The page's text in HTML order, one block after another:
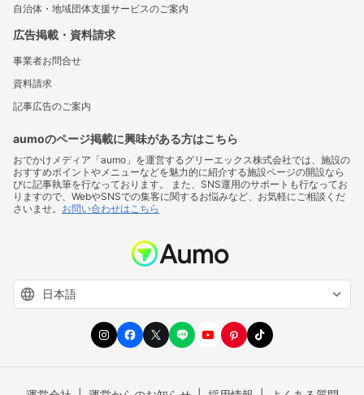
自治体・地域団体支援サービスのご案内
広告掲載・資料請求
事業者お問合せ
資料請求
記事広告のご案内
aumoのページ掲載に興味がある方はこちら
おでかけメディア「aumo」を運営するグリーエックス株式会社では、施設の
おすすめポイントやメニューなどを魅力的に紹介する施設ページの開設なら
びに記事執筆を行なっております。 また、SNS運用のサポートも行なってお
りますので、WebやSNSでの集客に関するお悩みなど、お気軽にご相談くだ
さいませ。 お問い合わせはこちら